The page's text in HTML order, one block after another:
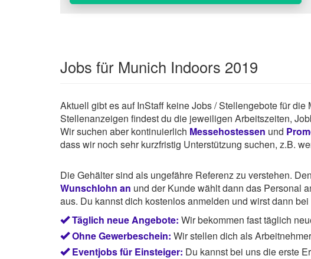
Jobs für Munich Indoors 2019
Aktuell gibt es auf InStaff keine Jobs / Stellengebote für
Stellenanzeigen findest du die jeweiligen Arbeitszeiten,
Wir suchen aber kontinuierlich Messehostessen und
dass wir noch sehr kurzfristig Unterstützung suchen, z.B.
Die Gehälter sind als ungefähre Referenz zu verstehen.
Wunschlohn an und der Kunde wählt dann das Personal
aus. Du kannst dich kostenlos anmelden und wirst dann
Täglich neue Angebote: Wir bekommen fast täglich
Ohne Gewerbeschein: Wir stellen dich als
Eventjobs für Einsteiger: Du kannst bei uns die erste